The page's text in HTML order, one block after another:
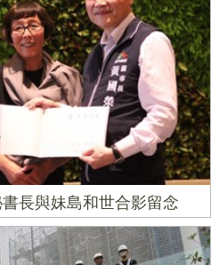
長與妹島和世合影留念